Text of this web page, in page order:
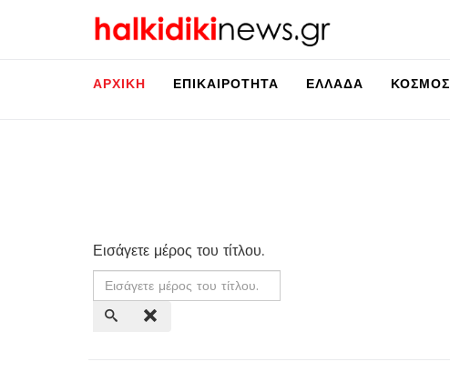
ΑΡΧΙΚΉ ΕΠΙΚΑΙΡΌΤΗΤΑ ΕΛΛΆΔΑ ΚΌΣΜΟΣ
Εισάγετε μέρος του τίτλου.